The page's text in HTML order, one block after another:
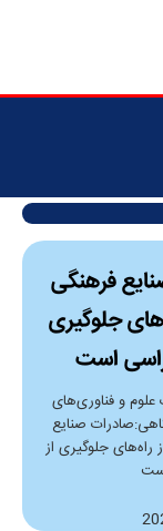
فرهنگی
جلوگیری
است
و فناوری‌های
صنایع
راه‌های جلوگیری از